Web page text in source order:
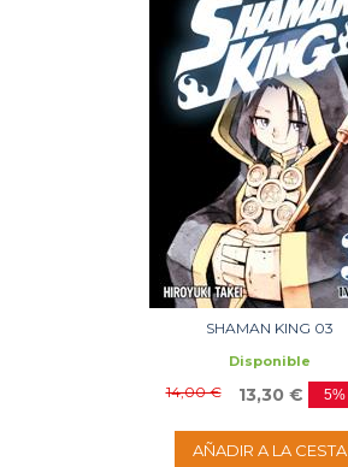
SHAMAN KING 03
Disponible
14,00 € 13,30 € 5%
AÑADIR A LA CESTA